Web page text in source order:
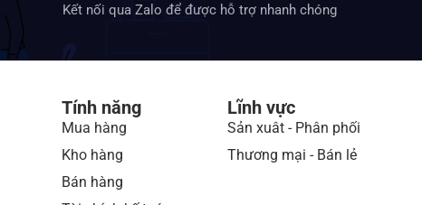
Kết nối qua Zalo để được hỗ trợ nhanh chóng
Tính năng
Mua hàng
Kho hàng
Bán hàng
Lĩnh vực
Sản xuât - Phân phối
Thương mại - Bán lẻ